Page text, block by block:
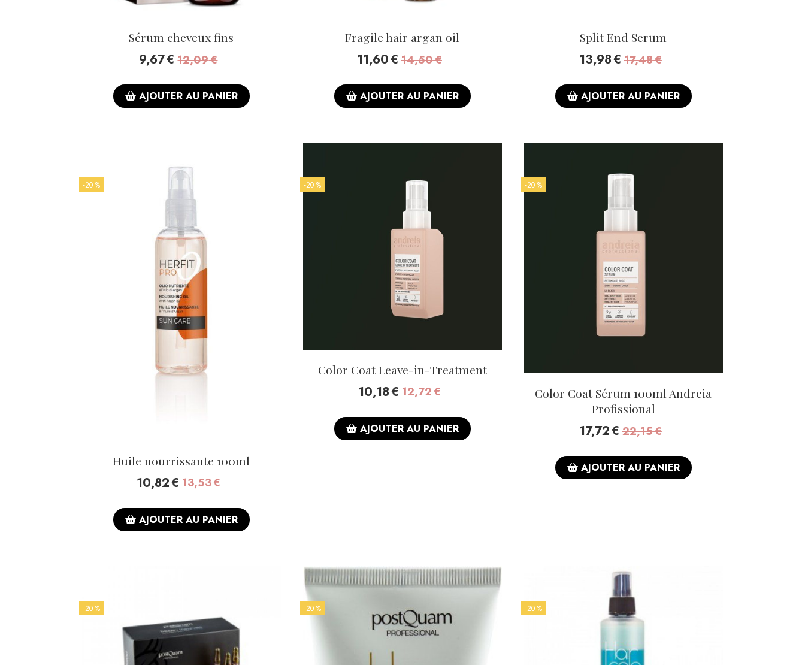
Sérum cheveux fins
9,67€ 12,09€
AJOUTER AU PANIER
Fragile hair argan oil
11,60€ 14,50€
AJOUTER AU PANIER
Split End Serum
13,98€ 17,48€
AJOUTER AU PANIER
-20 %
Huile nourrissante 100ml
10,82€ 13,53€
AJOUTER AU PANIER
-20 %
Color Coat Leave-in-Treatment
10,18€ 12,72€
AJOUTER AU PANIER
-20 %
Color Coat Sérum 100ml Andreia
Profissional
17,72€ 22,15€
AJOUTER AU PANIER
-20 % -20 % -20 %